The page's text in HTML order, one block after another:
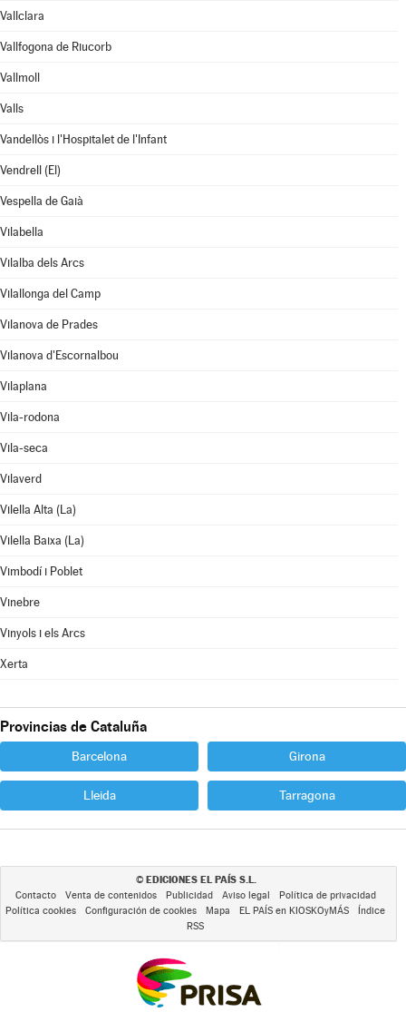
Vallclara
Vallfogona de Riucorb
Vallmoll
Valls
Vandellòs i l'Hospitalet de l'Infant
Vendrell (El)
Vespella de Gaià
Vilabella
Vilalba dels Arcs
Vilallonga del Camp
Vilanova de Prades
Vilanova d'Escornalbou
Vilaplana
Vila-rodona
Vila-seca
Vilaverd
Vilella Alta (La)
Vilella Baixa (La)
Vimbodí i Poblet
Vinebre
Vinyols i els Arcs
Xerta
Provincias de Cataluña
Barcelona Girona
Lleida Tarragona
© EDICIONES EL PAÍS S.L.
Contacto Venta de contenidos Publicidad Aviso legal
Política de privacidad
Política cookies
Configuración de cookies Mapa EL PAÍS en KIOSKOyMÁS
Índice
RSS